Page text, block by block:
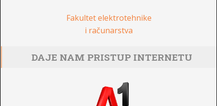
Fakultet elektrotehnike
i računarstva
DAJE NAM PRISTUP INTERNETU